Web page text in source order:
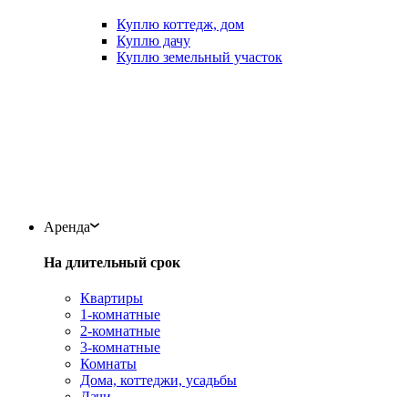
Куплю коттедж, дом
Куплю дачу
Куплю земельный участок
Аренда
На длительный срок
Квартиры
1-комнатные
2-комнатные
3-комнатные
Комнаты
Дома, коттеджи, усадьбы